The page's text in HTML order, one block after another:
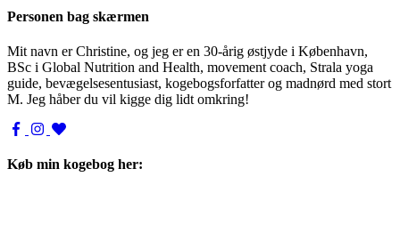
Personen bag skærmen
Mit navn er Christine, og jeg er en 30-årig østjyde i København,
BSc i Global Nutrition and Health, movement coach, Strala yoga
guide, bevægelsesentusiast, kogebogsforfatter og madnørd med stort
M. Jeg håber du vil kigge dig lidt omkring!
Køb min kogebog her: